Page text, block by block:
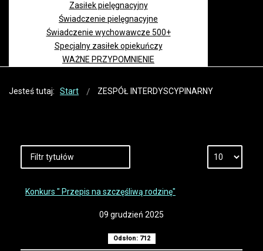
Zasiłek pielęgnacyjny
Świadczenie pielęgnacyjne
Świadczenie wychowawcze 500+
Specjalny zasiłek opiekuńczy
WAŻNE PRZYPOMNIENIE
Jesteś tutaj: Start ZESPÓŁ INTERDYSCYPINARNY
Konkurs " Przepis na szczęśliwą rodzinę"
09 grudzień 2025
Odsłon: 712